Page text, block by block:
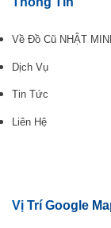
Về Đồ Cũ NHẬT
Dịch Vụ
Tin Tức
Liên Hệ
Vị Trí Google